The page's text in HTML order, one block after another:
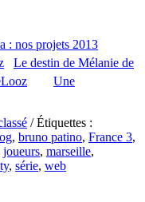
: nos projets 2013
Le destin de Mélanie de
Une
/ Étiquettes :
, bruno patino, France 3,
joueurs, marseille,
, série, web